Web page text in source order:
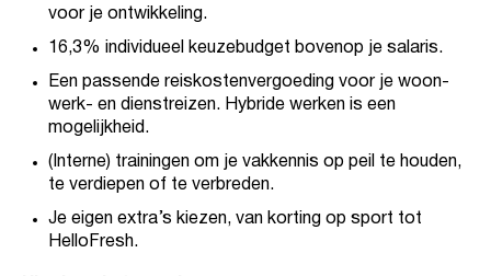
voor je ontwikkeling.
16,3% individueel keuzebudget bovenop je salaris.
Een passende reiskostenvergoeding voor je woon-
werk- en dienstreizen. Hybride werken is een
mogelijkheid.
(Interne) trainingen om je vakkennis op peil te houden,
te verdiepen of te verbreden.
Je eigen extra’s kiezen, van korting op sport tot
HelloFresh.